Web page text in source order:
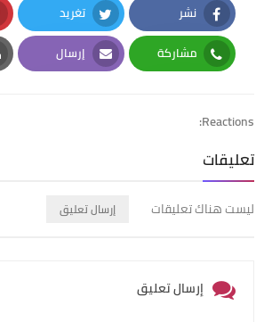
نشر
Facebook
تغريد
Twitter
مشاركة
Whatsapp
إرسال
Email
Reactions:
تعليقات
ليست هناك تعليقات إرسال تعليق
إرسال تعليق